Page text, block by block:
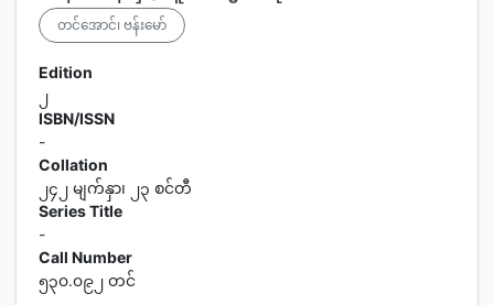
တင်အောင်၊ ဗန်းမော်
Edition
၂
ISBN/ISSN
-
Collation
၂၄၂ မျက်နှာ၊ ၂၃ စင်တီ
Series Title
-
Call Number
၅၃၀.၀၉၂ တင်